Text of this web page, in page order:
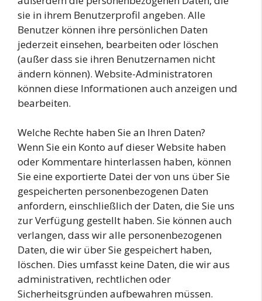
sie in ihrem Benutzerprofil angeben. Alle
Benutzer können ihre persönlichen Daten
jederzeit einsehen, bearbeiten oder löschen
(außer dass sie ihren Benutzernamen nicht
ändern können). Website-Administratoren
können diese Informationen auch anzeigen und
bearbeiten.
Welche Rechte haben Sie an Ihren Daten?
Wenn Sie ein Konto auf dieser Website haben
oder Kommentare hinterlassen haben, können
Sie eine exportierte Datei der von uns über Sie
gespeicherten personenbezogenen Daten
anfordern, einschließlich der Daten, die Sie uns
zur Verfügung gestellt haben. Sie können auch
verlangen, dass wir alle personenbezogenen
Daten, die wir über Sie gespeichert haben,
löschen. Dies umfasst keine Daten, die wir aus
administrativen, rechtlichen oder
Sicherheitsgründen aufbewahren müssen.